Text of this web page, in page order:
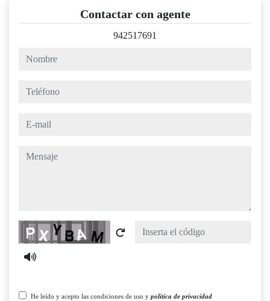
Contactar con agente
942517691
nombre
teléfono
e-mail
mensaje
Captcha
He leído y acepto las condiciones de uso y política de privacidad